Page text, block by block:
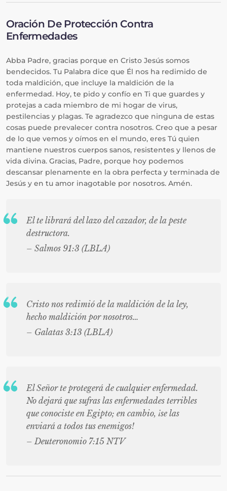
Oración De Protección Contra
Enfermedades
Abba Padre, gracias porque en Cristo Jesús somos
bendecidos. Tu Palabra dice que Él nos ha redimido de
toda maldición, que incluye la maldición de la
enfermedad. Hoy, te pido y confío en Ti que guardes y
protejas a cada miembro de mi hogar de virus,
pestilencias y plagas. Te agradezco que ninguna de estas
cosas puede prevalecer contra nosotros. Creo que a pesar
de lo que vemos y oímos en el mundo, eres Tú quien
mantiene nuestros cuerpos sanos, resistentes y llenos de
vida divina. Gracias, Padre, porque hoy podemos
descansar plenamente en la obra perfecta y terminada de
Jesús y en tu amor inagotable por nosotros. Amén.
El te librará del lazo del cazador, de la peste
destructora.
– Salmos 91:3 (LBLA)
Cristo nos redimió de la maldición de la ley,
hecho maldición por nosotros…
– Galatas 3:13 (LBLA)
El Señor te protegerá de cualquier enfermedad.
No dejará que sufras las enfermedades terribles
que conociste en Egipto; en cambio, ¡se las
enviará a todos tus enemigos!
– Deuteronomio 7:15 NTV